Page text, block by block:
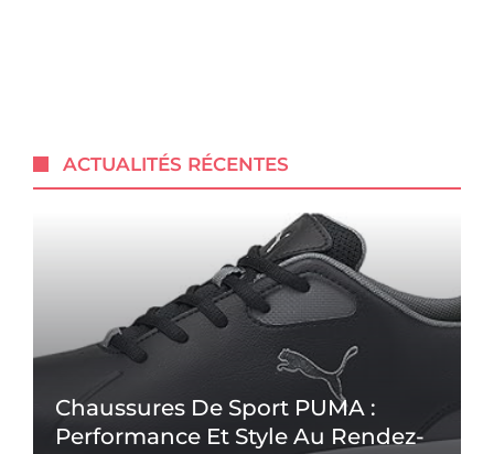
ACTUALITÉS RÉCENTES
Chaussures De Sport PUMA :
Performance Et Style Au Rendez-